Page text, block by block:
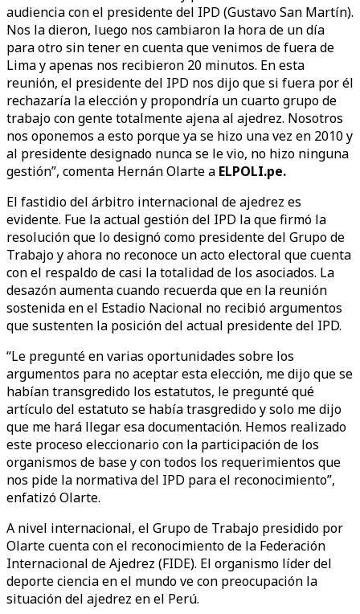
audiencia con el presidente del IPD (Gustavo San Martín).
Nos la dieron, luego nos cambiaron la hora de un día
para otro sin tener en cuenta que venimos de fuera de
Lima y apenas nos recibieron 20 minutos. En esta
reunión, el presidente del IPD nos dijo que si fuera por él
rechazaría la elección y propondría un cuarto grupo de
trabajo con gente totalmente ajena al ajedrez. Nosotros
nos oponemos a esto porque ya se hizo una vez en 2010 y
al presidente designado nunca se le vio, no hizo ninguna
gestión”, comenta Hernán Olarte a ELPOLI.pe.
El fastidio del árbitro internacional de ajedrez es
evidente. Fue la actual gestión del IPD la que firmó la
resolución que lo designó como presidente del Grupo de
Trabajo y ahora no reconoce un acto electoral que cuenta
con el respaldo de casi la totalidad de los asociados. La
desazón aumenta cuando recuerda que en la reunión
sostenida en el Estadio Nacional no recibió argumentos
que sustenten la posición del actual presidente del IPD.
“Le pregunté en varias oportunidades sobre los
argumentos para no aceptar esta elección, me dijo que se
habían transgredido los estatutos, le pregunté qué
artículo del estatuto se había trasgredido y solo me dijo
que me hará llegar esa documentación. Hemos realizado
este proceso eleccionario con la participación de los
organismos de base y con todos los requerimientos que
nos pide la normativa del IPD para el reconocimiento”,
enfatizó Olarte.
A nivel internacional, el Grupo de Trabajo presidido por
Olarte cuenta con el reconocimiento de la Federación
Internacional de Ajedrez (FIDE). El organismo líder del
deporte ciencia en el mundo ve con preocupación la
situación del ajedrez en el Perú.